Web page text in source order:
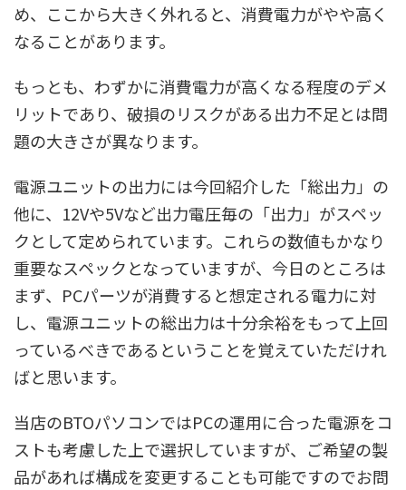
め、ここから大きく外れると、消費電力がやや高く
なることがあります。
もっとも、わずかに消費電力が高くなる程度のデメ
リットであり、破損のリスクがある出力不足とは問
題の大きさが異なります。
電源ユニットの出力には今回紹介した「総出力」の
他に、12Vや5Vなど出力電圧毎の「出力」がスペッ
クとして定められています。これらの数値もかなり
重要なスペックとなっていますが、今日のところは
まず、PCパーツが消費すると想定される電力に対
し、電源ユニットの総出力は十分余裕をもって上回
っているべきであるということを覚えていただけれ
ばと思います。
当店のBTOパソコンではPCの運用に合った電源をコ
ストも考慮した上で選択していますが、ご希望の製
品があれば構成を変更することも可能ですのでお問